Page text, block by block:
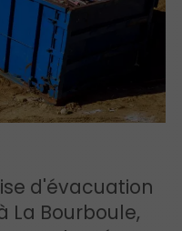
d'évacuation
La Bourboule,